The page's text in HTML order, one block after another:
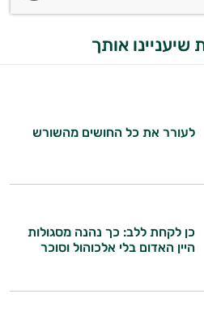
שיעניינו אותך
לעורר את כל החושים מהשורש
כן לקחת ללב: כך נהנה מסגולות
היין האדום בלי אלכוהול וסוכר